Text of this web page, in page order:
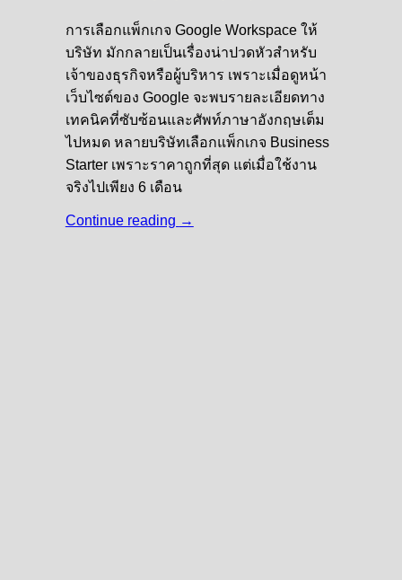
การเลือกแพ็กเกจ Google Workspace ให้
บริษัท มักกลายเป็นเรื่องน่าปวดหัวสำหรับ
เจ้าของธุรกิจหรือผู้บริหาร เพราะเมื่อดูหน้า
เว็บไซต์ของ Google จะพบรายละเอียดทาง
เทคนิคที่ซับซ้อนและศัพท์ภาษาอังกฤษเต็ม
ไปหมด หลายบริษัทเลือกแพ็กเกจ Business
Starter เพราะราคาถูกที่สุด แต่เมื่อใช้งาน
จริงไปเพียง 6 เดือน
Continue reading →